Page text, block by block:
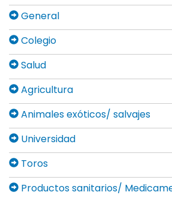
General
Colegio
Salud
Agricultura
Animales exóticos/ salvajes
Universidad
Toros
Productos sanitarios/